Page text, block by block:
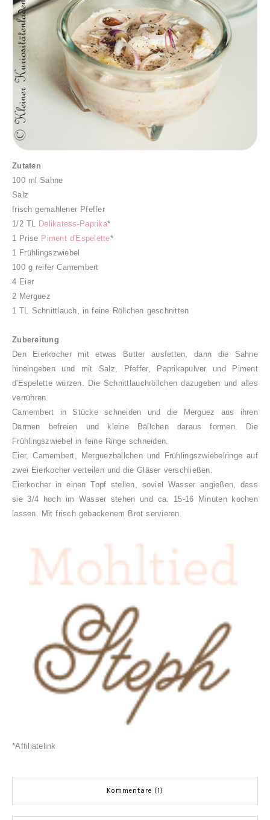
Zutaten
100 ml Sahne
Salz
frisch gemahlener Pfeffer
1/2 TL Delikatess-Paprika*
1 Prise Piment d'Espelette*
1 Frühlingszwiebel
100 g reifer Camembert
4 Eier
2 Merguez
1 TL Schnittlauch, in feine Röllchen geschnitten
Zubereitung
Den Eierkocher mit etwas Butter ausfetten, dann die Sahne
hineingeben und mit Salz, Pfeffer, Paprikapulver und Piment
d'Espelette würzen. Die Schnittlauchröllchen dazugeben und alles
verrühren.
Camembert in Stücke schneiden und die Merguez aus ihren
Därmen befreien und kleine Bällchen daraus formen. Die
Frühlingszwiebel in feine Ringe schneiden.
Eier, Camembert, Merguezbällchen und Frühlingszwiebelringe auf
zwei Eierkocher verteilen und die Gläser verschließen.
Eierkocher in einen Topf stellen, soviel Wasser angießen, dass
sie 3/4 hoch im Wasser stehen und ca. 15-16 Minuten kochen
lassen. Mit frisch gebackenem Brot servieren.
*Affiliatelink
Kommentare (1)